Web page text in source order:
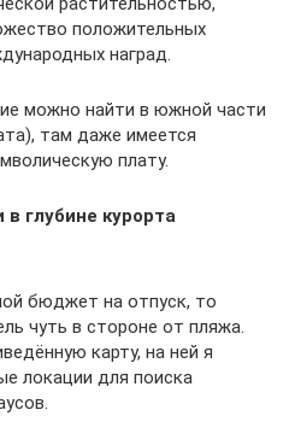
положительных
наград.
можно найти в южной части
там даже имеется
плату.
глубине курорта
бюджет на отпуск, то
чуть в стороне от пляжа.
карту, на ней я
локации для поиска